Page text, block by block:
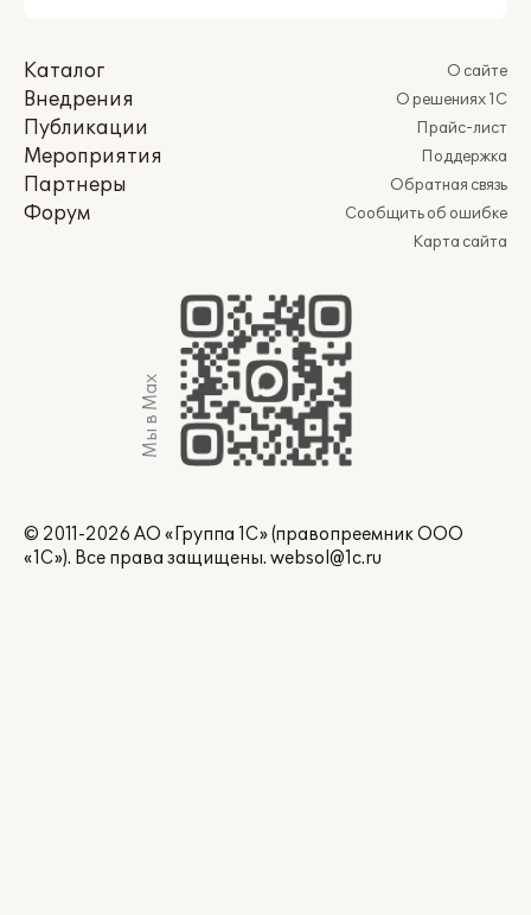
Каталог
Внедрения
Публикации
Мероприятия
Партнеры
Форум
О сайте
О решениях 1С
Прайс-лист
Поддержка
Обратная связь
Сообщить об ошибке
Карта сайта
Мы в Max
© 2011-2026 АО «Группа 1С» (правопреемник ООО
«1С»). Все права защищены. websol@1c.ru